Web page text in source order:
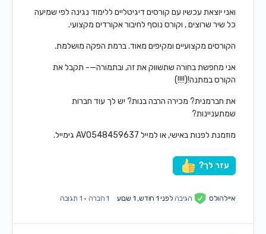
ואני יוצאת עכשיו עם קורסים דיגיטליים ללימוד נגינה לפי שמיעה
כל שיר שרוצים , וקורס נוסף לחיבור אקורדים מקצועי.
הקורסים מקצועיים ומקיפים מאוד. ברמת הפקה מושלמת.
אני מחפשת בחורה שתשווק את זה, ובתמורה—- תקבל את
הקורס במתנה!(!!!!)
את חברמנית? מכירה הרבה בנות? יש לך עוד חברות
שמתעניינות?
מוזמנת לפנות באישי, או למייל AV0548459637 גימייל.
עזר לך?
איילהולס הגיבהלפני 1 חודש, 1 שבוע · 1 תגובה